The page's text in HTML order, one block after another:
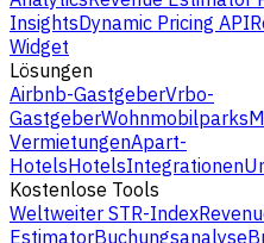
InsightsDynamic Pricing API
Widget
Lösungen
Airbnb-GastgeberVrbo-
GastgeberWohnmobilparks
VermietungenApart-
HotelsHotelsIntegrationen
Kostenlose Tools
Weltweiter STR-Index
EstimatorBuchungsanalyse